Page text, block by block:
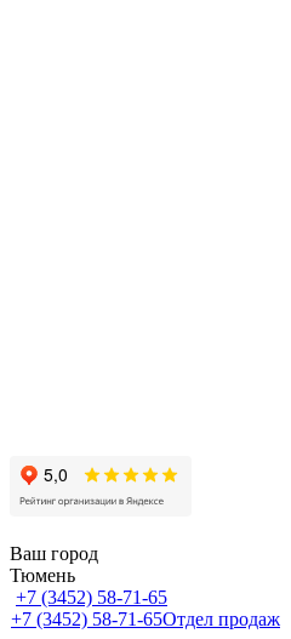
Ваш город
Тюмень
+7 (3452) 58-71-65
+7 (3452) 58-71-65Отдел продаж